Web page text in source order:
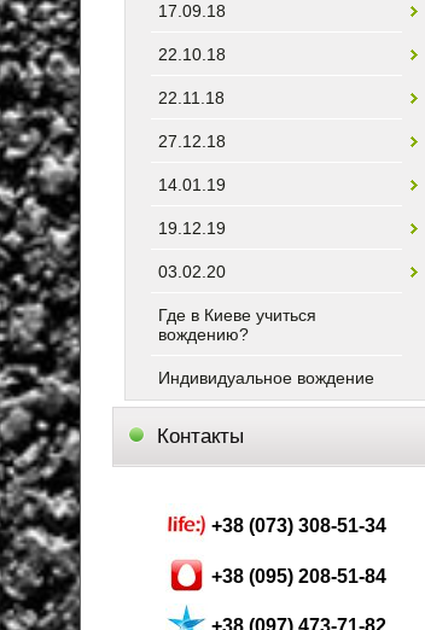
17.09.18
22.10.18
22.11.18
27.12.18
14.01.19
19.12.19
03.02.20
Где в Киеве учиться
вождению?
Индивидуальное вождение
Контакты
+38 (073) 308-51-34
+38 (095) 208-51-84
+38 (097) 473-71-82